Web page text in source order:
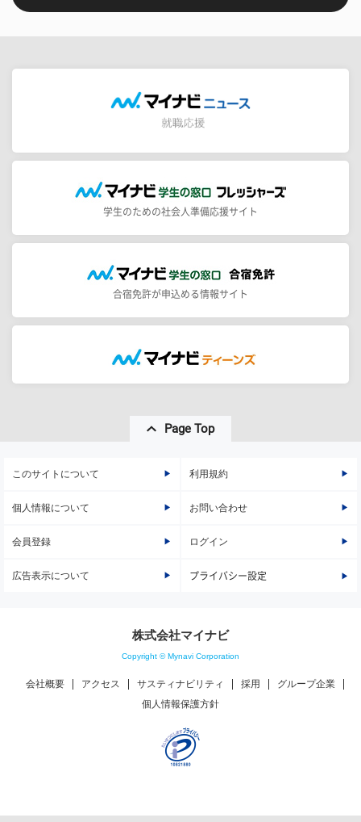
学生のための社会人準備応援サイト
合宿免許が申込める情報サイト
Page Top
このサイトについて 利用規約
個人情報について お問い合わせ
会員登録 ログイン
広告表示について プライバシー設定
株式会社マイナビ
Copyright © Mynavi Corporation
会社概要 アクセス サスティナビリティ 採用
グループ企業
個人情報保護方針